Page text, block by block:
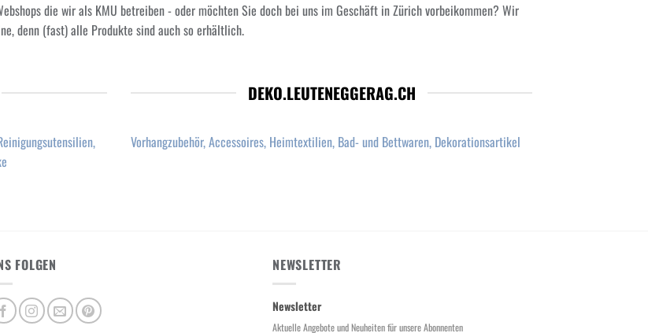
die wir als KMU betreiben - oder möchten Sie doch bei uns im Geschäft in Zürich vorbeikommen? Wir
denn (fast) alle Produkte sind auch so erhältlich.
DEKO.LEUTENEGGERAG.CH
Vorhangzubehör, Accessoires, Heimtextilien, Bad- und Bettwaren, Dekorationsartikel
FOLGEN NEWSLETTER
Newsletter
Aktuelle Angebote und Neuheiten für unsere Abonnenten